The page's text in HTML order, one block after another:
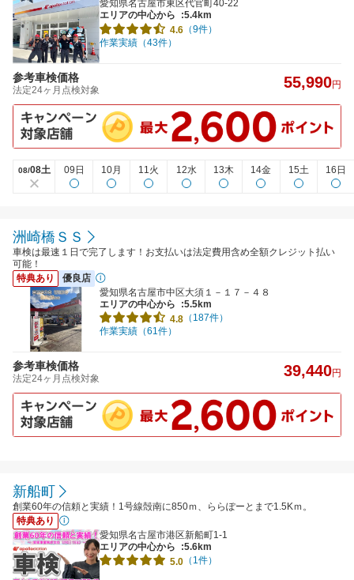
愛知県名古屋市東区代官町40-22
エリアの中心から
:5.4km
4.6 （9件）
作業実績（43件）
参考車検価格
法定24ヶ月点検対象 55,990円
08/08土 09日 10月 11火 12水 13木 14金 15土 16日
洲崎橋ＳＳ
車検は最速１日で完了します！お支払いは法定費用含め全額クレジット払い
可能！
特典あり
優良店
愛知県名古屋市中区大須１－１７－４８
エリアの中心から
:5.5km
4.8 （187件）
作業実績（61件）
参考車検価格
法定24ヶ月点検対象 39,440円
新船町
創業60年の信頼と実績！1号線殻南に850ｍ、ららぽーとまで1.5Kｍ。
特典あり
愛知県名古屋市港区新船町1-1
エリアの中心から
:5.6km
5.0 （1件）